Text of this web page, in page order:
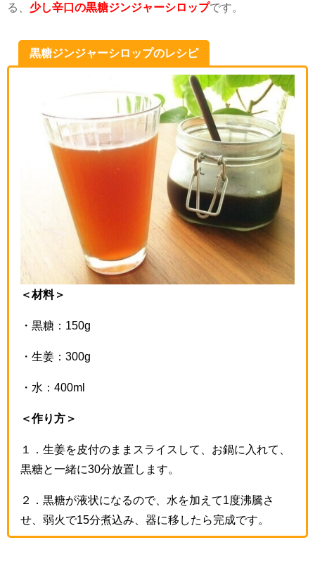
る、 少し辛口の黒糖ジンジャーシロップです。
黒糖ジンジャーシロップのレシピ
＜材料＞
・黒糖：150g
・生姜：300g
・水：400ml
＜作り方＞
１．生姜を皮付のままスライスして、お鍋に入れて、
黒糖と一緒に30分放置します。
２．黒糖が液状になるので、水を加えて1 度沸騰さ
せ、弱火で15分煮込み、器に移したら完成です。